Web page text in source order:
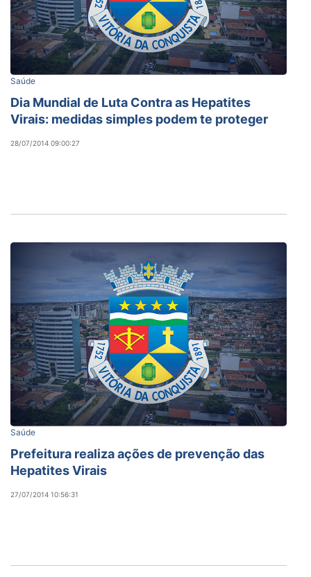
Saúde
Dia Mundial de Luta Contra as Hepatites
Virais: medidas simples podem te proteger
28/07/2014 09:00:27
Saúde
Prefeitura realiza ações de prevenção das
Hepatites Virais
27/07/2014 10:56:31